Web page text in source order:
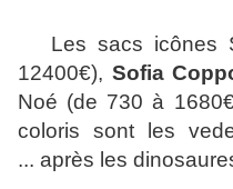
Les sacs icônes
12400€), Sofia
Noé (de 730 à
coloris sont les
... après les